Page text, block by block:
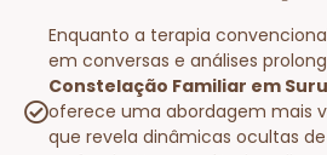
Enquanto a terapia
em conversas e análises
Constelação Familiar em
oferece uma abordagem mais
que revela dinâmicas ocultas